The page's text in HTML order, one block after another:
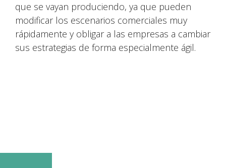
que se vayan produciendo, ya que pueden
modificar los escenarios comerciales muy
rápidamente y obligar a las empresas a cambiar
sus estrategias de forma especialmente ágil.